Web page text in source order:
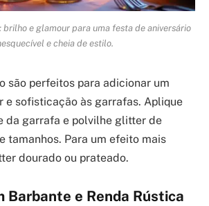
e glamour para uma festa de aniversário
e cheia de estilo.
são perfeitos para adicionar um
e sofisticação às garrafas. Aplique
da garrafa e polvilhe glitter de
tamanhos. Para um efeito mais
dourado ou prateado.
Barbante e Renda Rústica